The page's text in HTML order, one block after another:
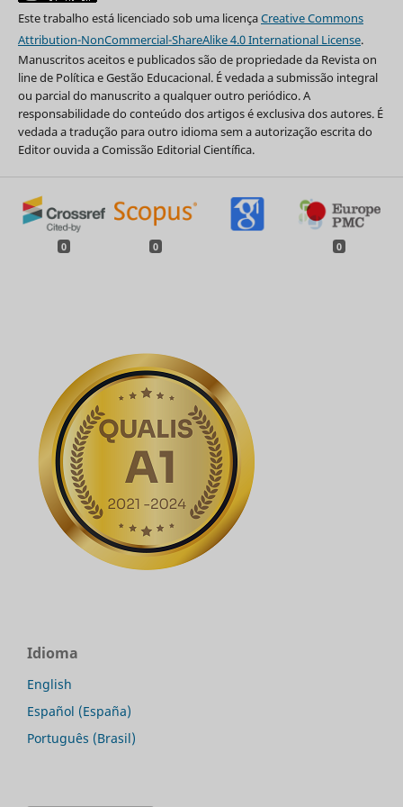
Este trabalho está licenciado sob uma licençaCreative Commons
Attribution-NonCommercial-ShareAlike 4.0 International License.
Manuscritos aceitos e publicados são de propriedade da Revista on
line de Política e Gestão Educacional. É vedada a submissão integral
ou parcial do manuscrito a qualquer outro periódico. A
responsabilidade do conteúdo dos artigos é exclusiva dos autores. É
vedada a tradução para outro idioma sem a autorização escrita do
Editor ouvida a Comissão Editorial Científica.
0 0 0
Idioma
English
Español (España)
Português (Brasil)